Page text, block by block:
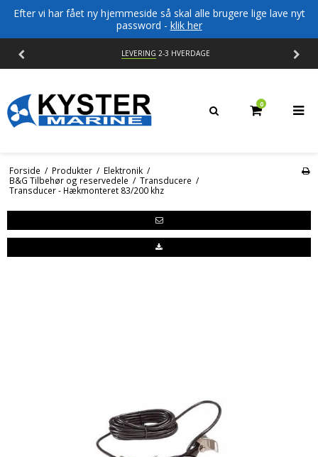
Efter vi har fået ny hjemmeside så skal alle brugere lige lave nyt
password - klik her
LEVERING 2-3 HVERDAGE
0
Forside / Produkter / Elektronik /
B&G Tilbehør og reservedele / Transducere /
Transducer - Hækmonteret 83/200 khz